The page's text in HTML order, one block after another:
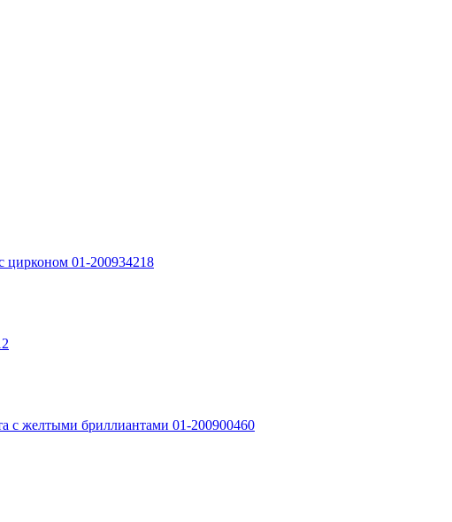
цирконом 01-200934218
с желтыми бриллиантами 01-200900460